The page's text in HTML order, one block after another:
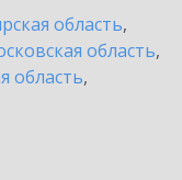
область,
область,
область,